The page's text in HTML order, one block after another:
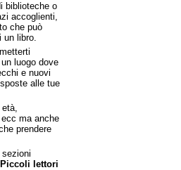
biblioteche o
accoglienti,
che può
un libro.
luogo dove
e nuovi
alle tue
ma anche
prendere
sezioni
Piccoli lettori